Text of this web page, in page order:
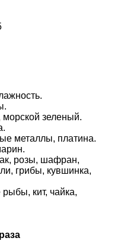
зеленый.
металлы, платина.
розы, шафран,
грибы, кувшинка,
кит, чайка,